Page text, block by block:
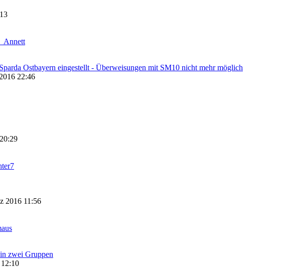
Ostbayern eingestellt - Überweisungen mit SM10 nicht mehr möglich
22:46
2016 11:56
zwei Gruppen